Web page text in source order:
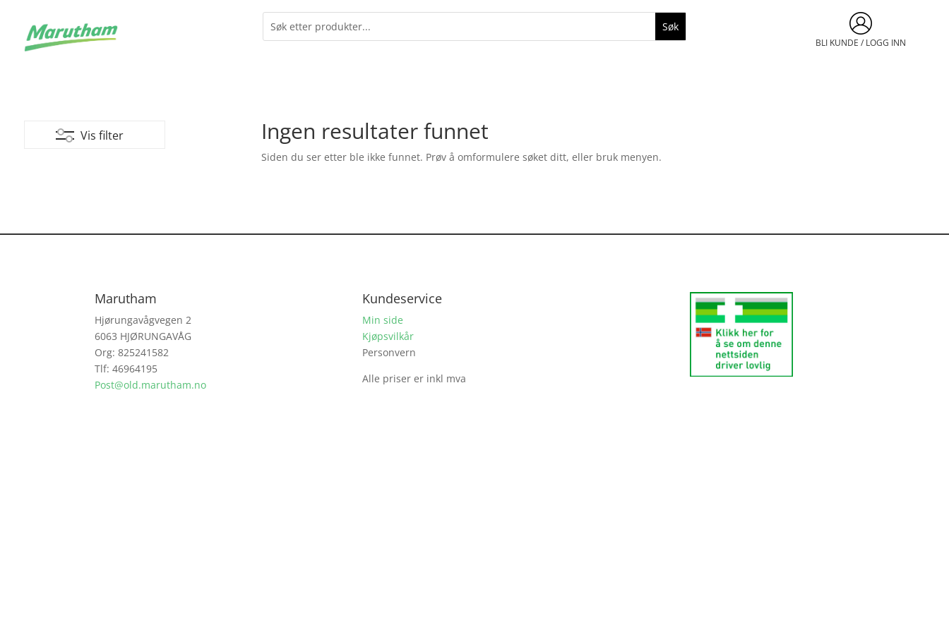
BLI KUNDE / LOGG INN
Vis filter Ingen resultater funnet
Siden du ser etter ble ikke funnet. Prøv å omformulere søket ditt, eller bruk menyen.
Marutham
Hjørungavågvegen 2
6063 HJØRUNGAVÅG
Org: 825241582
Tlf: 46964195
Post@old.marutham.no
Kundeservice
Min side
Kjøpsvilkår
Personvern
Alle priser er inkl mva